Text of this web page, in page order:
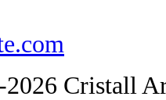
Cristall